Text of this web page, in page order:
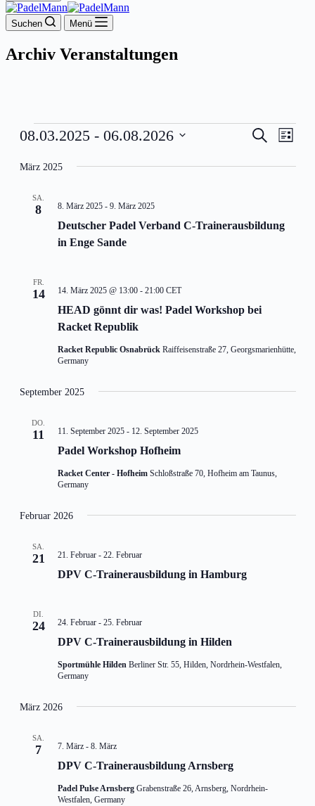
Suchen Menü
Archiv Veranstaltungen
Veranstaltungen
und
Suche
Liste
08.03.2025 - 06.08.2026
wählen.
März 2025
SA.
8
Deutscher Padel Verband C-Trainerausbildung
in Enge Sande
8. März 2025- 9. März 2025
FR.
14
HEAD gönnt dir was! Padel Workshop bei
Racket Republik
14. März 2025 @ 13:00- 21:00 CET
Racket Republic Osnabrück Raiffeisenstraße 27, Georgsmarienhütte,
Germany
September 2025
DO.
11
Padel Workshop Hofheim
11. September 2025- 12. September 2025
Racket Center - Hofheim Schloßstraße 70, Hofheim am Taunus,
Germany
Februar 2026
SA.
21
DPV C-Trainerausbildung in Hamburg
21. Februar- 22. Februar
DI.
24
DPV C-Trainerausbildung in Hilden
24. Februar- 25. Februar
Sportmühle Hilden Berliner Str. 55, Hilden, Nordrhein-Westfalen,
Germany
März 2026
SA.
7
DPV C-Trainerausbildung Arnsberg
7. März- 8. März
Padel Pulse Arnsberg Grabenstraße 26, Arnsberg, Nordrhein-
Westfalen, Germany